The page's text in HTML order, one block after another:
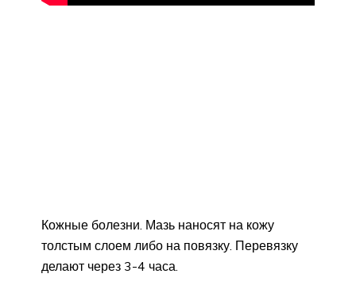
Кожные болезни. Мазь наносят на кожу
толстым слоем либо на повязку. Перевязку
делают через 3-4 часа.